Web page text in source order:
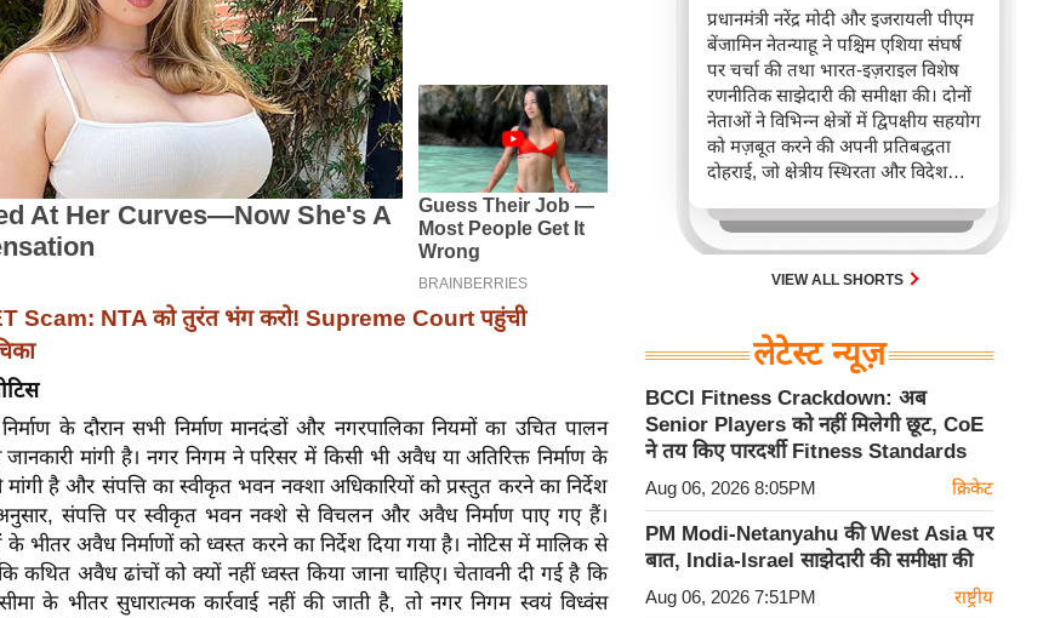
Scam: NTA को तुरंत भंग करो! Supreme Court पहुंची
के दौरान सभी निर्माण मानदंडों और नगरपालिका नियमों का उचित पालन
मांगी है। नगर निगम ने परिसर में किसी भी अवैध या अतिरिक्त निर्माण के
है और संपत्ति का स्वीकृत भवन नक्शा अधिकारियों को प्रस्तुत करने का निर्देश
संपत्ति पर स्वीकृत भवन नक्शे से विचलन और अवैध निर्माण पाए गए हैं।
के भीतर अवैध निर्माणों को ध्वस्त करने का निर्देश दिया गया है। नोटिस में मालिक से
कथित अवैध ढांचों को क्यों नहीं ध्वस्त किया जाना चाहिए। चेतावनी दी गई है कि
सीमा के भीतर सुधारात्मक कार्रवाई नहीं की जाती है, तो नगर निगम स्वयं विध्वंस
प्रधानमंत्री नरेंद्र मोदी और इजरायली पीएम
बेंजामिन नेतन्याहू ने पश्चिम एशिया संघर्ष
पर चर्चा की तथा भारत-इज़राइल विशेष
रणनीतिक साझेदारी की समीक्षा की। दोनों
नेताओं ने विभिन्न क्षेत्रों में द्विपक्षीय सहयोग
को मज़बूत करने की अपनी प्रतिबद्धता
दोहराई, जो क्षेत्रीय स्थिरता और विदेश
करता है।
VIEW ALL SHORTS
लेटेस्ट न्यूज़
BCCI Fitness Crackdown: अब
Senior Players को नहीं मिलेगी छूट, CoE
ने तय किए पारदर्शी Fitness Standards
Aug 06, 2026 8:05PM क्रिकेट
PM Modi-Netanyahu की West Asia पर
बात, India-Israel साझेदारी की समीक्षा की
Aug 06, 2026 7:51PM राष्ट्रीय